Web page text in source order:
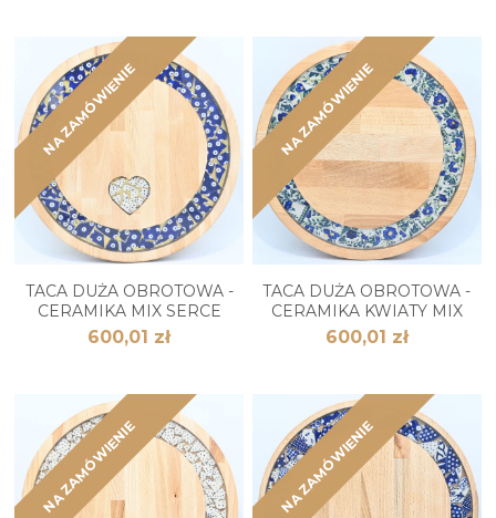
NA ZAMÓWIENIE
TACA DUŻA OBROTOWA -
CERAMIKA MIX SERCE
600,01 zł
NA ZAMÓWIENIE
TACA DUŻA OBROTOWA -
CERAMIKA KWIATY MIX
600,01 zł
NA ZAMÓWIENIE NA ZAMÓWIENIE